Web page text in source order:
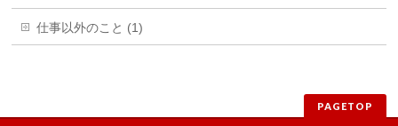
仕事以外のこと (1)
PAGETOP